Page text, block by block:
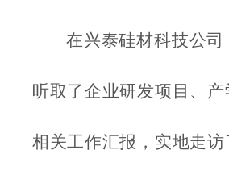
在兴泰硅材科技公
听取了企业研发项目、
相关工作汇报，实地走访